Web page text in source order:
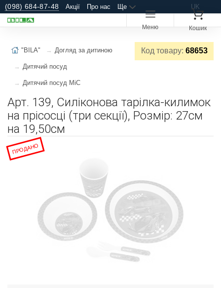
(098) 684-87-48 Акції Про нас Ще UK
Меню Кошик
Код товару: 68653
"BILA" Догляд за дитиною
Дитячий посуд
Дитячий посуд MiC
Арт. 139, Силіконова тарілка-килимок
на прісосці (три секції), Розмір: 27см
на 19,50см
ПРОДАНО